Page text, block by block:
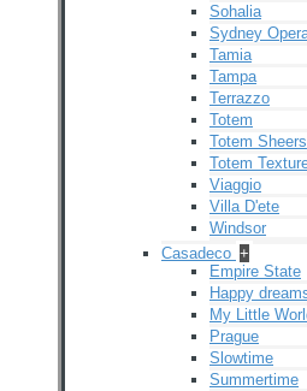
Sohalia
Sydney
Tamia
Tampa
Terrazzo
Totem
Totem Sheers
Totem
Viaggio
Villa D'ete
Windsor
Casadeco +
Empire State
Happy
My Little
Prague
Slowtime
Summertime